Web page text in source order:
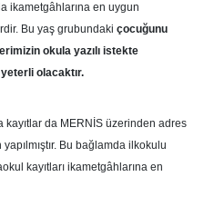
ikametgâhlarına en uygun
Bu yaş grubundaki çocuğunu
okula yazılı istekte
olacaktır.
kayıtlar da MERNİS üzerinden adres
Bu bağlamda ilkokulu
kayıtları ikametgâhlarına en